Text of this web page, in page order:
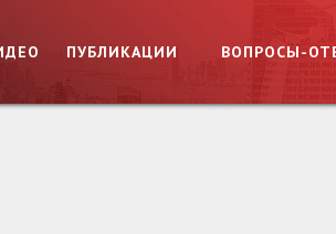
ПУБЛИКАЦИИ ВОПРОСЫ-